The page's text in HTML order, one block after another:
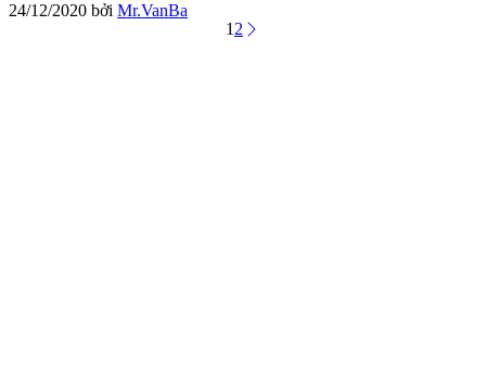
24/12/2020 bởi Mr.VanBa
1 2